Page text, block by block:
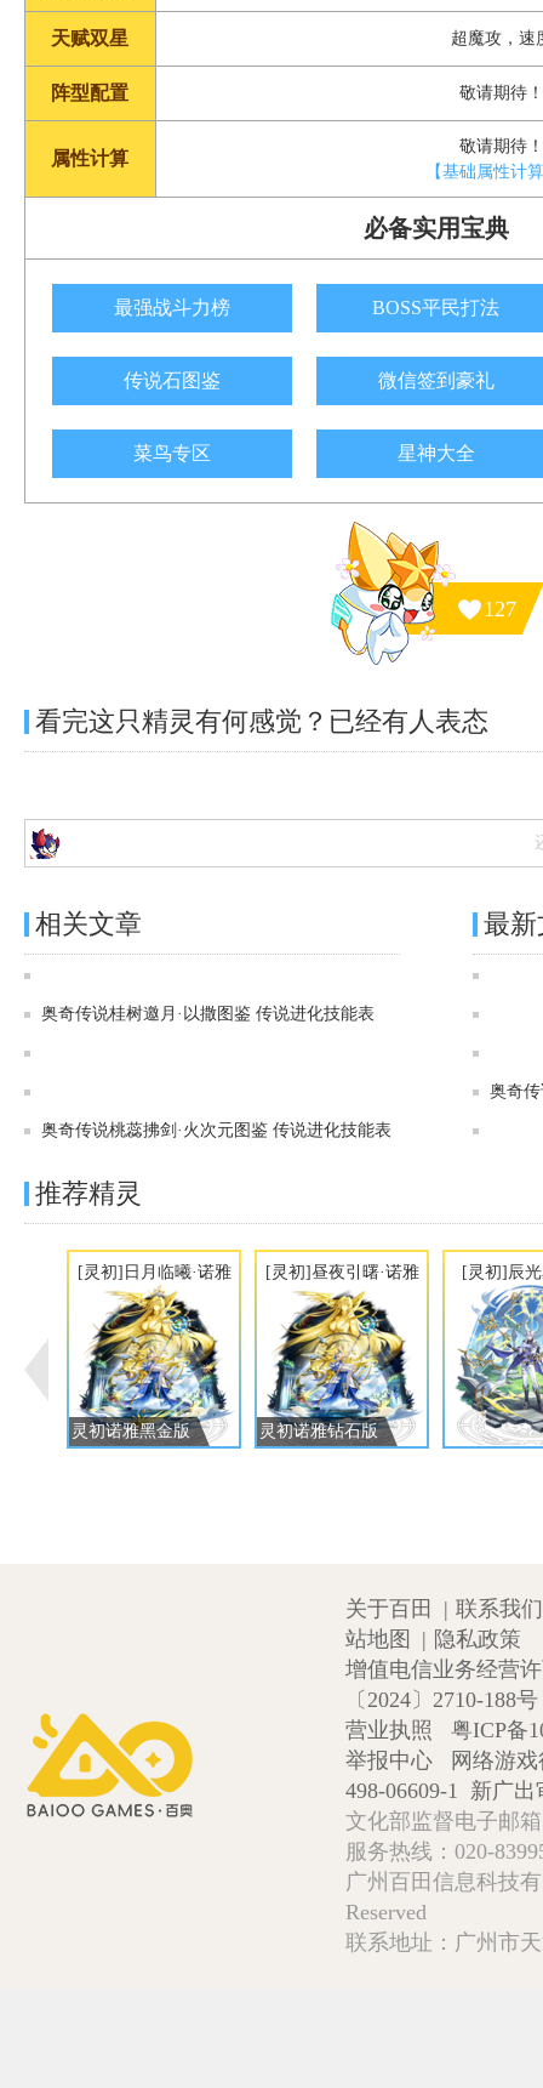
天赋双星 超魔攻，速
阵型配置 敬请期待！
属性计算
敬请期待！
【基础属性计
必备实用宝典
最强战斗力榜 BOSS平民打法
传说石图鉴 微信签到豪礼
菜鸟专区 星神大全
127
看完这只精灵有何感觉？已经有人表态
相关文章
奥奇传说桂树邀月·以撒图鉴 传说进化技能表
奥奇传说桃蕊拂剑·火次元图鉴 传说进化技能表
最
奥奇
推荐精灵
[灵初]日月临曦·诺雅
灵初诺雅黑金版
[灵初]昼夜引曙·诺雅
灵初诺雅钻石版
[灵初]辰
关于百田 | 联系我们
站地图
| 隐私政策
增值电信业务经营
〔2024〕2710-188号
营业执照
粤ICP备
举报中心
网络游
498-06609-1 新广出
文化部监督电子邮
服务热线：020-
广州百田信息科技
Reserved
联系地址：广州市